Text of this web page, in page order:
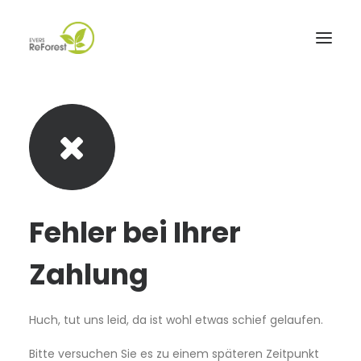
Evers ReForest
Aufforstung
CO₂-Kompensator
Referenzen
Downloads
Fehler bei Ihrer
Zahlung
Huch, tut uns leid, da ist wohl etwas schief gelaufen.
Bitte versuchen Sie es zu einem späteren Zeitpunkt